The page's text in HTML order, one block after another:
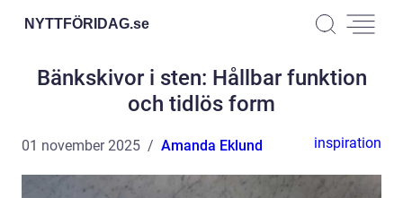
NYTTFÖRIDAG.se
Bänkskivor i sten: Hållbar funktion
och tidlös form
01 november 2025 Amanda Eklund inspiration